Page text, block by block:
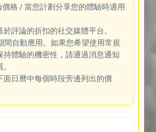
格 / 當您計劃分享您的體驗時適用
評論的折扣的社交媒體平台。
自動應用。如果您希望使用常規
體驗的機密性，請通過消息通知
日曆中每個時段旁邊列出的價